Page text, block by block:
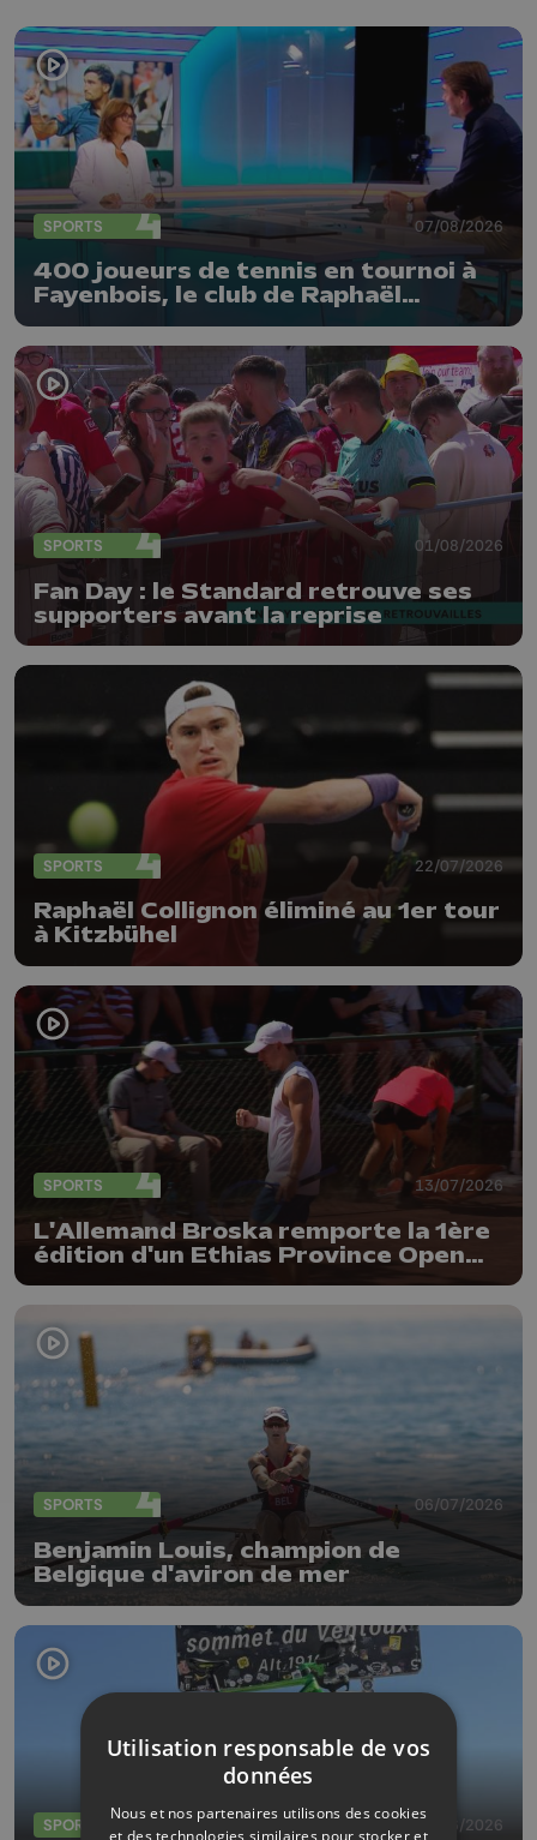
SPORTS 07/08/2026
400 joueurs de tennis en tournoi à
Fayenbois, le club de Raphaël
SPORTS 01/08/2026
Fan Day : le Standard retrouve ses
supporters avant la reprise
SPORTS 22/07/2026
Raphaël Collignon éliminé au 1er tour
à Kitzbühel
SPORTS 13/07/2026
L'Allemand Broska remporte la 1ère
édition d'un Ethias Province Open
plutôt réussi !
SPORTS 06/07/2026
Benjamin Louis, champion de
Belgique d'aviron de mer
SPORTS 29/06/2026
Utilisation responsable de vos
données
Nous et nos partenaires utilisons des cookies
et des technologies similaires pour stocker et